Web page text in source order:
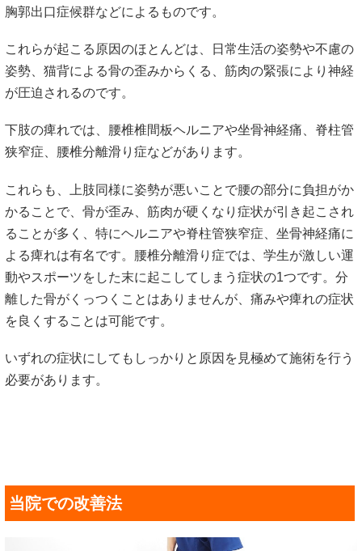
胸郭出口症候群などによるものです。
これらが起こる原因のほとんどは、日常生活の姿勢や不慮の
姿勢、猫背による骨の歪みからくる、筋肉の緊張により神経
が圧迫されるのです。
下肢の痺れでは、腰椎椎間板ヘルニアや坐骨神経痛、脊柱管
狭窄症、腰椎分離滑り症などがあります。
これらも、上肢同様に姿勢が悪いことで腰の部分に負担がか
かることで、骨が歪み、筋肉が硬くなり症状が引き起こされ
ることが多く、特にヘルニアや脊柱管狭窄症、坐骨神経痛に
よる痺れは有名です。腰椎分離滑り症では、学生が激しい運
動やスポーツをした末に起こしてしまう症状の1つです。分
離した骨がくっつくことはありませんが、痛みや痺れの症状
を良くすることは可能です。
いずれの症状にしてもしっかりと原因を見極めて施術を行う
必要があります。
当院での改善法